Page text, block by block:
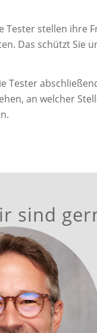
stellen ihre
Das schützt Sie
an welcher
sind